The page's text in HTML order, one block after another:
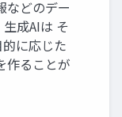
などのデー
成AIは そ
に応じた
作ることが